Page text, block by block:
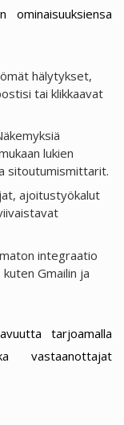
hälytykset,
tai klikkaavat
lukien
sitoutumismittarit.
ajoitustyökalut
integraatio
Gmailin ja
tarjoamalla
vastaanottajat